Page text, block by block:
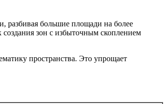
разбивая большие площади на более
создания зон с избыточным скоплением
пространства. Это упрощает